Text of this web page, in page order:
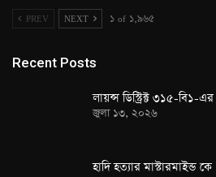
PREV NEXT ১ of ১,৯৬৫
Recent Posts
লায়ন্স ডিস্ট্রিক্ট ৩১৫-বি১-
জুলা ১৩, ২০২৬
হাদি হত্যার মাস্টারমাইন্ড কে